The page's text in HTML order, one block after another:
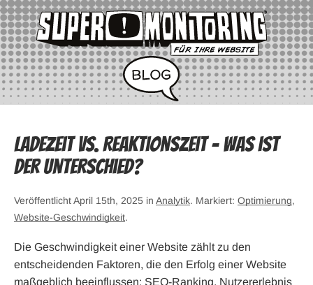
Ladezeit vs. Reaktionszeit – Was ist
der Unterschied?
Veröffentlicht April 15th, 2025 in Analytik. Markiert: Optimierung,
Website-Geschwindigkeit.
Die Geschwindigkeit einer Website zählt zu den
entscheidenden Faktoren, die den Erfolg einer Website
maßgeblich beeinflussen: SEO-Ranking, Nutzererlebnis